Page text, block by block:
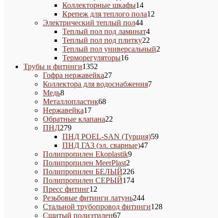
Коллекторные шкафы1414
товаров
Крепеж для теплого пола12
Электрический теплый пол4444
товара
Теплый пол под ламинат44
Теплый пол под плитку22
товара
Теплый пол универсальный2
Терморегуляторы1616
Трубы и фитинги1352
товара
Гофра нержавейка2727
товаров
Коллектора для водоснабжения77
Медь88
товаров
Металлопластик6868
Нержавейка1717
товаров
Обратные клапана22
ПНД279279
товаров
ПНД POEL-SAN (Турция)5959
ПНД ГАЗ (эл. сварные)4747
Полипропилен Ekoplastik99
Полипропилен MeerPlast2
товара
Полипропилен БЕЛЫЙ226226
товаров
Полипропилен СЕРЫЙ174174
Пресс фитинг12
товаров
Резьбовые фитинги латунь244244
товара
Стальной трубопровод фитинги128128
Сшитый полиэтилен6767